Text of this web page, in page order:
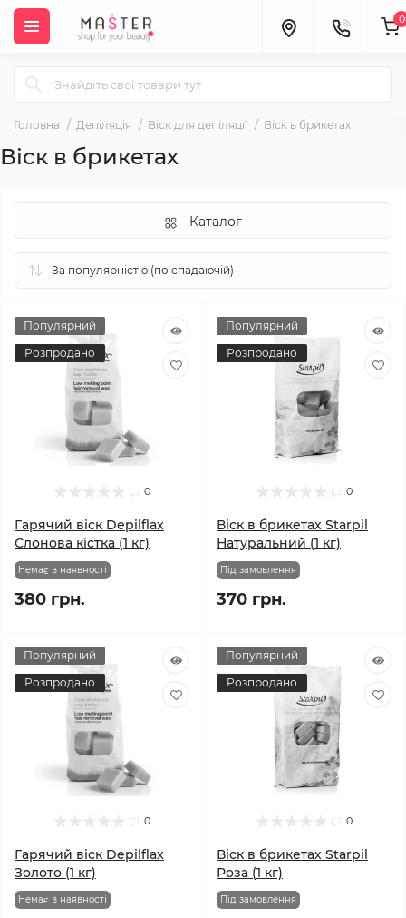
0
Головна Депіляція Віск для депіляції Віск в брикетах
Віск в брикетах
Каталог
Популярний
Розпродано
0
Гарячий віск Depilflax
Слонова кістка (1 кг)
Немає в наявності
380 грн.
Популярний
Розпродано
0
Віск в брикетах Starpil
Натуральний (1 кг)
Під замовлення
370 грн.
Популярний
Розпродано
0
Гарячий віск Depilflax
Золото (1 кг)
Немає в наявності
Популярний
Розпродано
0
Віск в брикетах Starpil
Роза (1 кг)
Під замовлення